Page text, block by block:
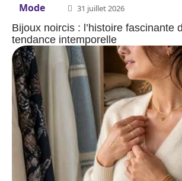
Mode 31 juillet 2026
Bijoux noircis : l’histoire fascinante
tendance intemporelle